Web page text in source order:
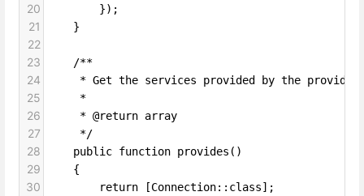
20
        });
21
    }
22
23
    /**
24
* Get the services provided by the
25
     *
26
     * @return array
27
     */
28
    public function provides()
29
    {
30
        return [Connection::class];